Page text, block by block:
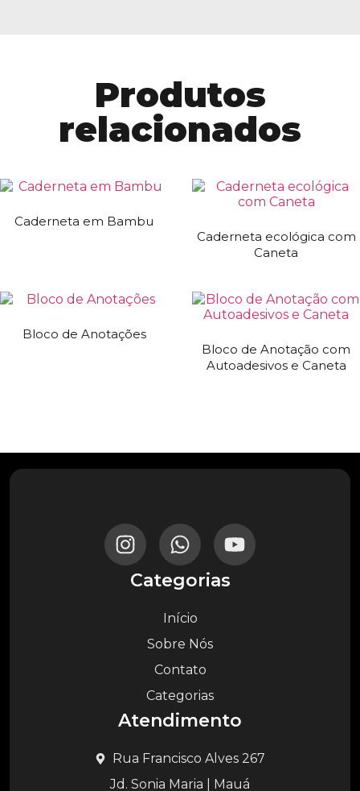
Produtos
relacionados
Caderneta em Bambu
Caderneta ecológica com
Caneta
Bloco de Anotações
Bloco de Anotação com
Autoadesivos e Caneta
Categorias
Início
Sobre Nós
Contato
Categorias
Atendimento
Rua Francisco Alves 267
Jd. Sonia Maria | Mauá